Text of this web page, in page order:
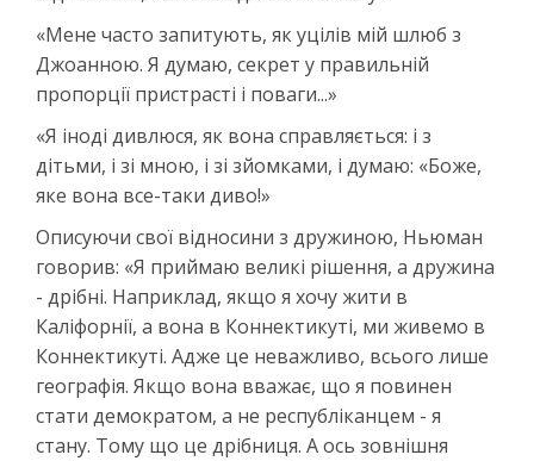
«Мене часто запитують, як уцілів мій шлюб з
Джоанною. Я думаю, секрет у правильній
пропорції пристрасті і поваги...»
«Я іноді дивлюся, як вона справляється: і з
дітьми, і зі мною, і зі зйомками, і думаю: «Боже,
яке вона все-таки диво!»
Описуючи свої відносини з дружиною, Ньюман
говорив: «Я приймаю великі рішення, а дружина
- дрібні. Наприклад, якщо я хочу жити в
Каліфорнії, а вона в Коннектикуті, ми живемо в
Коннектикуті. Адже це неважливо, всього лише
географія. Якщо вона вважає, що я повинен
стати демократом, а не республіканцем - я
стану. Тому що це дрібниця. А ось зовнішня